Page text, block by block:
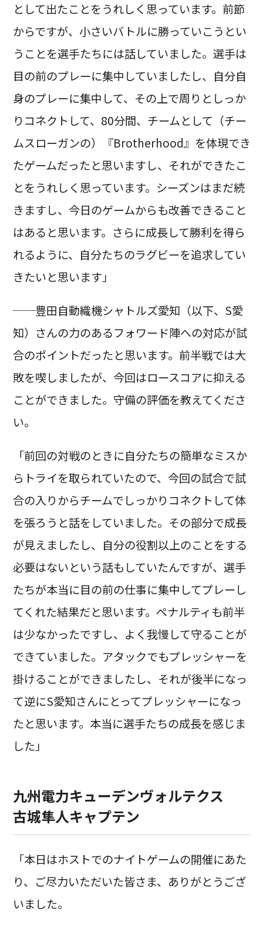
として出たことをうれしく思っています。前節
からですが、小さいバトルに勝っていこうとい
うことを選手たちには話していました。選手は
目の前のプレーに集中していましたし、自分自
身のプレーに集中して、その上で周りとしっか
りコネクトして、80分間、チームとして（チー
ムスローガンの）『Brotherhood』を体現でき
たゲームだったと思いますし、それができたこ
とをうれしく思っています。シーズンはまだ続
きますし、今日のゲームからも改善できること
はあると思います。さらに成長して勝利を得ら
れるように、自分たちのラグビーを追求してい
きたいと思います」
──豊田自動織機シャトルズ愛知（以下、S愛
知）さんの力のあるフォワード陣への対応が試
合のポイントだったと思います。前半戦では大
敗を喫しましたが、今回はロースコアに抑える
ことができました。守備の評価を教えてくださ
い。
「前回の対戦のときに自分たちの簡単なミスか
らトライを取られていたので、今回の試合で試
合の入りからチームでしっかりコネクトして体
を張ろうと話をしていました。その部分で成長
が見えましたし、自分の役割以上のことをする
必要はないという話もしていたんですが、選手
たちが本当に目の前の仕事に集中してプレーし
てくれた結果だと思います。ペナルティも前半
は少なかったですし、よく我慢して守ることが
できていました。アタックでもプレッシャーを
掛けることができましたし、それが後半になっ
て逆にS愛知さんにとってプレッシャーになっ
たと思います。本当に選手たちの成長を感じま
した」
九州電力キューデンヴォルテクス
古城隼人キャプテン
「本日はホストでのナイトゲームの開催にあた
り、ご尽力いただいた皆さま、ありがとうござ
いました。